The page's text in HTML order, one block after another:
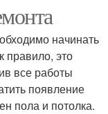
начинать
правило, это
все работы
появление
пола и потолка.